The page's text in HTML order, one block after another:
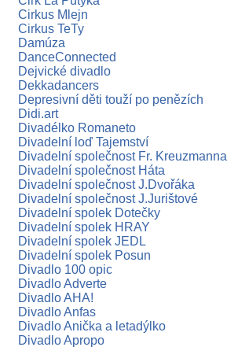
Cirkus Mlejn
Cirkus TeTy
Damúza
DanceConnected
Dejvické divadlo
Dekkadancers
Depresivní děti touží po penězích
Didi.art
Divadélko Romaneto
Divadelní loď Tajemství
Divadelní společnost Fr. Kreuzmanna
Divadelní společnost Háta
Divadelní společnost J.Dvořáka
Divadelní společnost J.Jurištové
Divadelní spolek Dotečky
Divadelní spolek HRAY
Divadelní spolek JEDL
Divadelní spolek Posun
Divadlo 100 opic
Divadlo Adverte
Divadlo AHA!
Divadlo Anfas
Divadlo Anička a letadýlko
Divadlo Apropo